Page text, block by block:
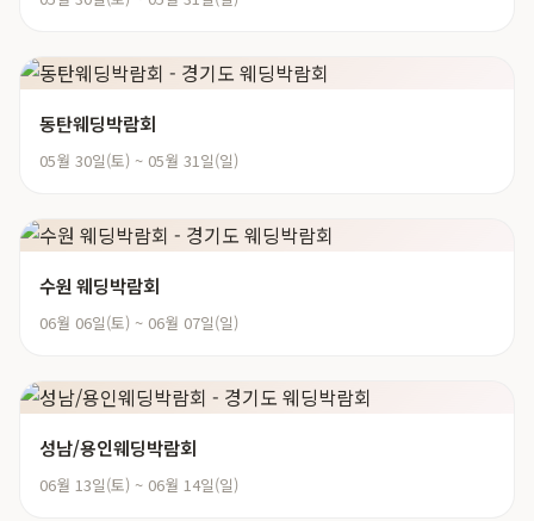
동탄웨딩박람회
05월 30일(토) ~ 05월 31일(일)
수원 웨딩박람회
06월 06일(토) ~ 06월 07일(일)
성남/용인웨딩박람회
06월 13일(토) ~ 06월 14일(일)